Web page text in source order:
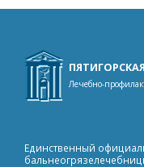
Лечебно-
Единственный